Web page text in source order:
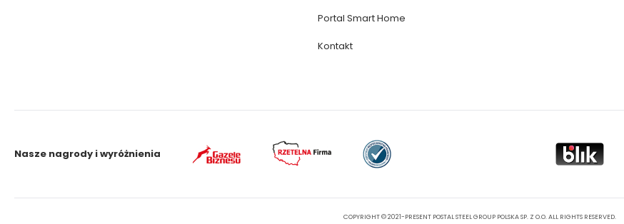
Portal Smart Home
Kontakt
Nasze nagrody i wyróżnienia
COPYRIGHT © 2021-PRESENT POSTAL STEEL GROUP POLSKA SP. Z O.O. ALL RIGHTS RESERVED.